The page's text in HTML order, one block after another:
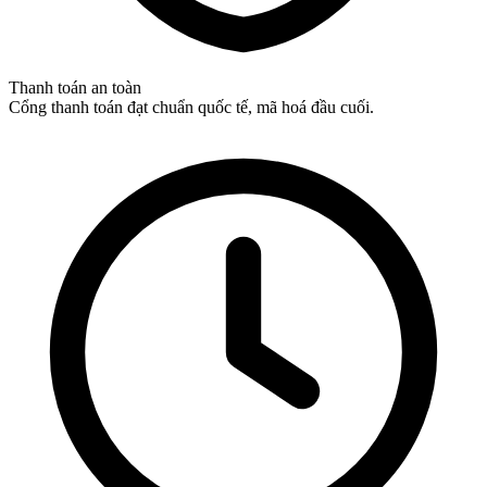
Thanh toán an toàn
Cổng thanh toán đạt chuẩn quốc tế, mã hoá đầu cuối.